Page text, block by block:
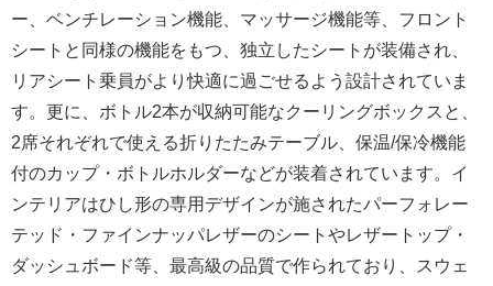
ー、ベンチレーション機能、マッサージ機能等、フロント
シートと同様の機能をもつ、独立したシートが装備され、
リアシート乗員がより快適に過ごせるよう設計されていま
す。更に、ボトル2本が収納可能なクーリングボックスと、
2席それぞれで使える折りたたみテーブル、保温/保冷機能
付のカップ・ボトルホルダーなどが装着されています。イ
ンテリアはひし形の専用デザインが施されたパーフォレー
テッド・ファインナッパレザーのシートやレザートップ・
ダッシュボード等、最高級の品質で作られており、スウェ